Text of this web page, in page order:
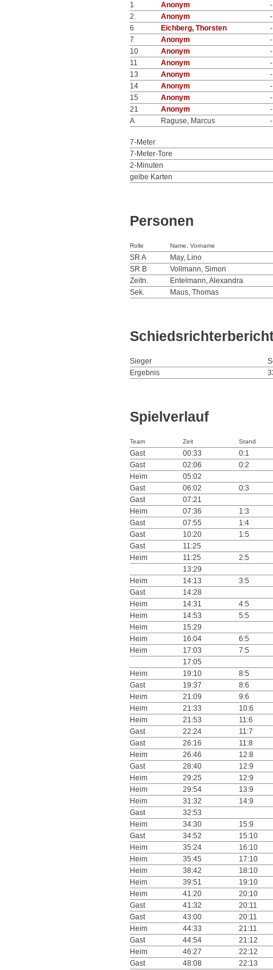
1 Anonym
-
2
Anonym
-
6
Eichberg, Thorsten
-
7
Anonym
-
10
Anonym
-
11
Anonym
-
13
Anonym
-
14
Anonym
-
15
Anonym
-
21
Anonym
-
A
Raguse, Marcus -
7-Meter
7-Meter-Tore
2-Minuten
gelbe Karten
Personen
Rolle Name, Vorname
SR A
May, Lino
SR B
Vollmann, Simon
Zeitn.
Entelmann, Alexandra
Sek.
Maus, Thomas
Sieger
Ergebnis
Spielverlauf
Team Zeit Stand
Gast 00:33
0:1
Gast
02:06
0:2
Heim
05:02
Gast
06:02
0:3
Gast
07:21
Heim
07:36
1:3
Gast
07:55
1:4
Gast
10:20
1:5
Gast
11:25
Heim
11:25
2:5
13:29
Heim
14:13
3:5
Gast
14:28
Heim
14:31
4:5
Heim
14:53
5:5
Heim
15:29
Heim
16:04
6:5
Heim
17:03
7:5
17:05
Heim
19:10
8:5
Gast
19:37
8:6
Heim
21:09
9:6
Heim
21:33
10:6
Heim
21:53
11:6
Gast
22:24
11:7
Gast
26:16
11:8
Heim
26:46
12:8
Gast
28:40
12:9
Heim
29:25
12:9
Heim
29:54
13:9
Heim
31:32
14:9
Gast
32:53
Heim
34:30
15:9
Gast
34:52
15:10
Heim
35:24
16:10
Heim
35:45
17:10
Heim
38:42
18:10
Heim
39:51
19:10
Heim
41:20
20:10
Gast
41:32
20:11
Gast
43:00
20:11
Heim
44:33
21:11
Gast
44:54
21:12
Heim
46:27
22:12
Gast
48:08
22:13